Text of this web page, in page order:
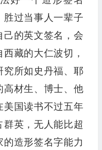
过当事人一辈子
己的英文签名，会
藏的大仁波切，
究所如史丹福、耶
高材生、博士、他
美国读书不过五年
英，无人能比超
造形签名字能力